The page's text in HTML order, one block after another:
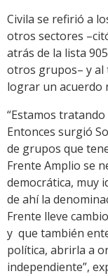
Civila se refirió a
otros sectores
atrás de la lista
otros grupos– y al
lograr un acuerdo
“Estamos
Entonces surgió
de grupos que
Frente Amplio se
democrática, muy
de ahí la
Frente lleve
y que también
política, abrirla a
independiente”,